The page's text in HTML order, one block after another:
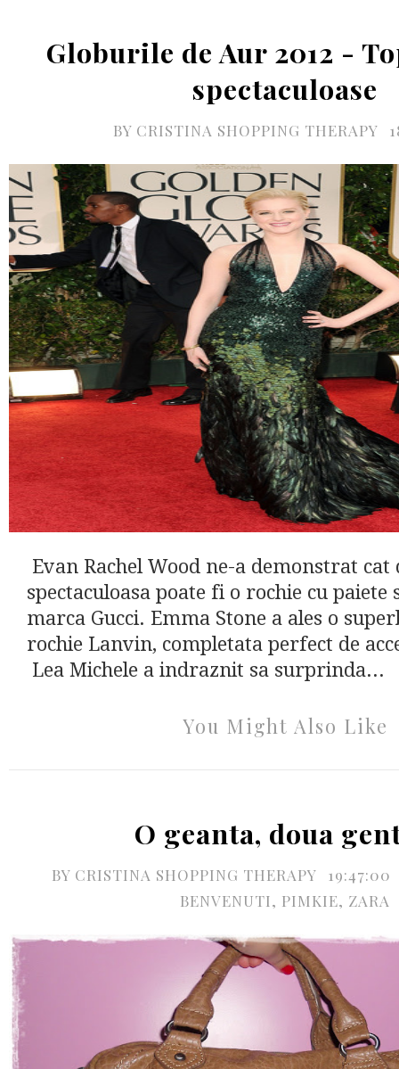
Globurile de Aur 2012 -
spectaculoase
BY CRISTINA SHOPPING THERAPY
Evan Rachel Wood ne-a demonstrat cat
spectaculoasa poate fi o rochie cu paiete
marca Gucci. Emma Stone a ales o
rochie Lanvin, completata perfect de
Lea Michele a indraznit sa surprinda...
You Might Also Like
O geanta, doua
BY CRISTINA SHOPPING THERAPY
19:47:00
BENVENUTI, PIMKIE, ZARA